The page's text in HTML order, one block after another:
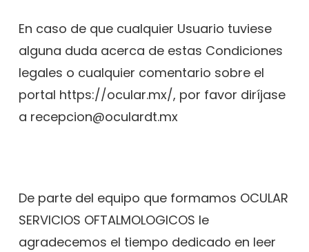
En caso de que cualquier Usuario tuviese
alguna duda acerca de estas Condiciones
legales o cualquier comentario sobre el
portal https://ocular.mx/, por favor diríjase
a recepcion@oculardt.mx
De parte del equipo que formamos OCULAR
SERVICIOS OFTALMOLOGICOS le
agradecemos el tiempo dedicado en leer